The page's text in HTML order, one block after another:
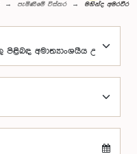
පැමිණීමේ විස්තර මහින්ද අමරවීර